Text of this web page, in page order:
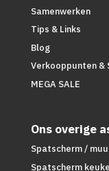
Samenwerken
Tips & Links
Blog
Verkooppunten &
MEGA SALE
Ons overige
Spatscherm /
Spatscherm